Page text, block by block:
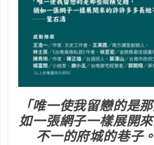
「唯一使我留戀的是
如一張網子一樣展開
不一的府城的巷子